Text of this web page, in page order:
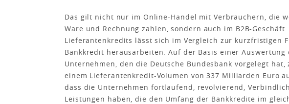
Das gilt nicht nur im Online-Handel mit Verbrauchern, die
Ware und Rechnung zahlen, sondern auch im B2B-Geschäft.
Lieferantenkredits lässt sich im Vergleich zur kurzfristigen
Bankkredit herausarbeiten. Auf der Basis einer Auswertung
Unternehmen, den die Deutsche Bundesbank vorgelegt
einem Lieferantenkredit-Volumen von 337 Milliarden Euro
dass die Unternehmen fortlaufend, revolvierend,
Leistungen haben, die den Umfang der Bankkredite im